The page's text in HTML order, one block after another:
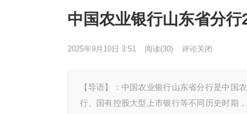
中国农业银行山东省分
2025年9月10日 3:51 阅读(30) 评论关闭
【导语】：中国农业银行山东省分行是中国
行、国有控股大型上市银行等不同历史时期